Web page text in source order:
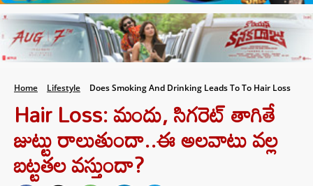
Home Lifestyle Does Smoking And Drinking Leads To To Hair Loss
Hair Loss: మందు, సిగరెట్ తాగితే
జుట్టు రాలుతుందా..ఈ అలవాటు వల్ల
బట్టతల వస్తుందా?